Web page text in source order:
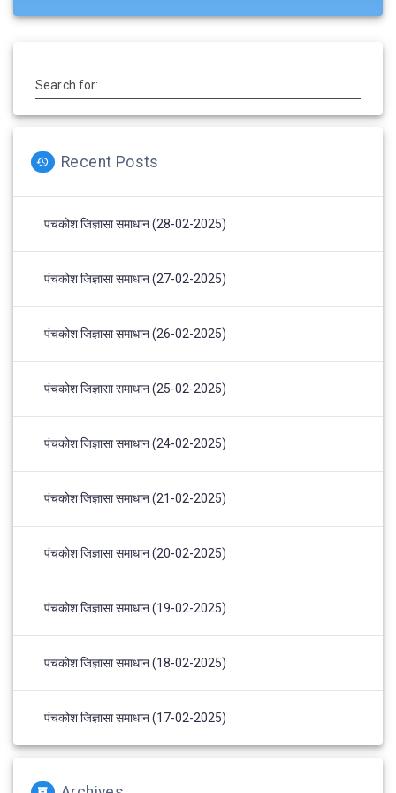
Search for:
Recent Posts
पंचकोश जिज्ञासा समाधान (28-02-2025)
पंचकोश जिज्ञासा समाधान (27-02-2025)
पंचकोश जिज्ञासा समाधान (26-02-2025)
पंचकोश जिज्ञासा समाधान (25-02-2025)
पंचकोश जिज्ञासा समाधान (24-02-2025)
पंचकोश जिज्ञासा समाधान (21-02-2025)
पंचकोश जिज्ञासा समाधान (20-02-2025)
पंचकोश जिज्ञासा समाधान (19-02-2025)
पंचकोश जिज्ञासा समाधान (18-02-2025)
पंचकोश जिज्ञासा समाधान (17-02-2025)